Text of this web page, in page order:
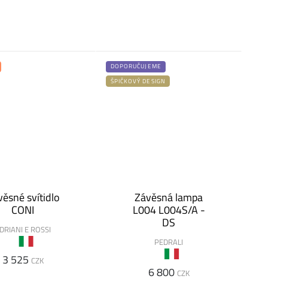
svítidlo
CONI
E ROSSI
3 525 CZK
DOPORUČUJEME
ŠPIČKOVÝ DESIGN
Závěsná lampa
L004 L004S/A -
DS
PEDRALI
6 800 CZK